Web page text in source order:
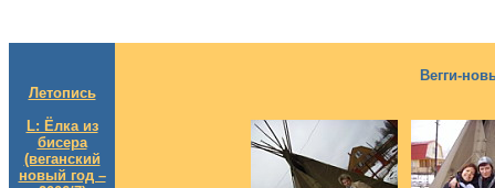
Летопись
L: Ёлка из
бисера
(веганский
новый год –
Вегги-